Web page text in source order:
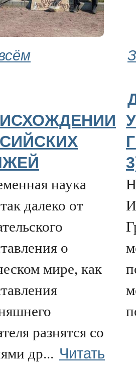
наука
далеко от
о
мире, как
разнятся со
др... Читать